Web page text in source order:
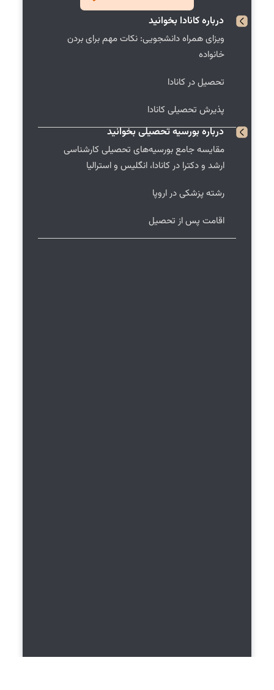
دربارهکانادا بخوانید
ویزای همراه دانشجویی: نکات مهم برای بردن
خانواده
تحصیل در کانادا
پذیرش تحصیلی کانادا
دربارهبورسیه تحصیلیبخوانید
مقایسه جامع بورسیه‌های تحصیلی کارشناسی
ارشد و دکترا در کانادا، انگلیس و استرالیا
رشته پزشکی در اروپا
اقامت پس از تحصیل